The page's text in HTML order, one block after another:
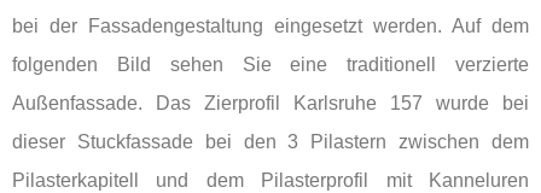
bei der Fassadengestaltung eingesetzt werden. Auf dem
folgenden Bild sehen Sie eine traditionell verzierte
Außenfassade. Das Zierprofil Karlsruhe 157 wurde bei
dieser Stuckfassade bei den 3 Pilastern zwischen dem
Pilasterkapitell und dem Pilasterprofil mit Kanneluren